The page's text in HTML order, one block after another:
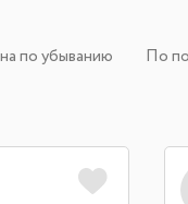
по убыванию По